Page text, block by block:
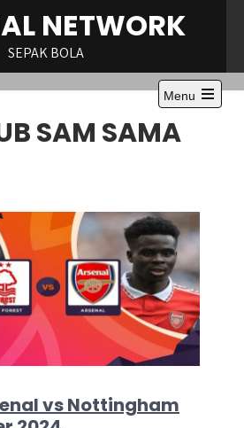
NETWORK
SEPAK BOLA
Menu
Open
SAM SAMA
vs Nottingham